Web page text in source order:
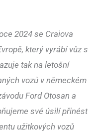
2024 se Craiova
který vyrábí vůz s
tak na letošní
vozů v německém
Ford Otosan a
své úsilí přinést
užitkových vozů